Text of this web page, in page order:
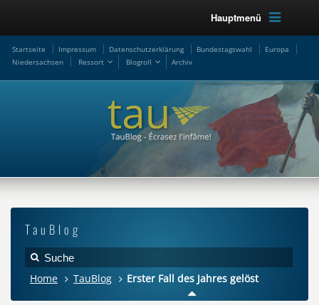
Hauptmenü
Startseite Impressum Datenschutzerklärung Bundestagswahl
Europa
Niedersachsen
Ressort Blogroll Archiv
TauBlog
Home TauBlog Erster Fall des Jahres gelöst